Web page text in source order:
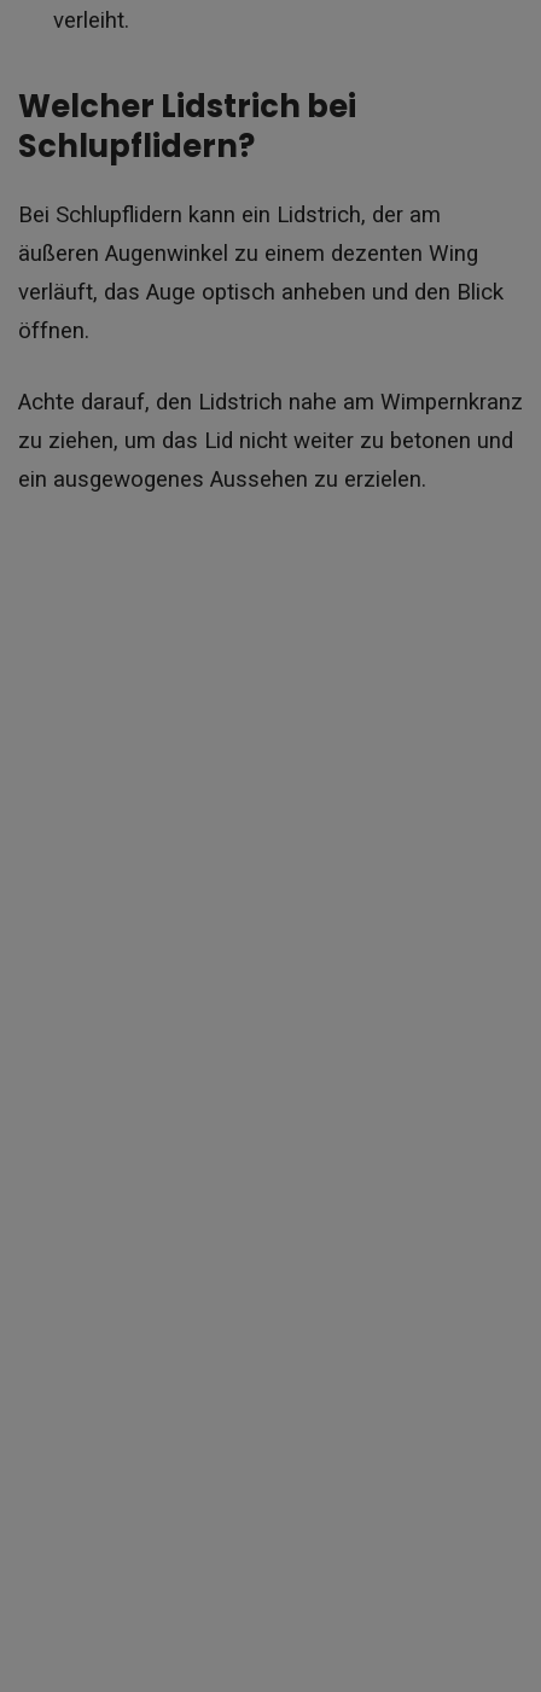
verleiht.
Welcher Lidstrich bei
Schlupflidern?
Bei Schlupflidern kann ein Lidstrich, der am
äußeren Augenwinkel zu einem dezenten Wing
verläuft, das Auge optisch anheben und den Blick
öffnen.
Achte darauf, den Lidstrich nahe am Wimpernkranz
zu ziehen, um das Lid nicht weiter zu betonen und
ein ausgewogenes Aussehen zu erzielen.